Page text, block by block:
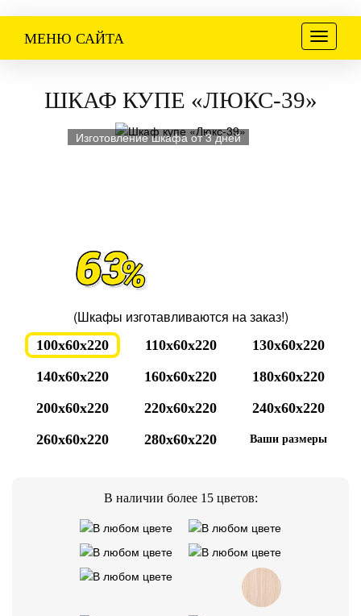
Меню
МЕНЮ САЙТА
ШКАФ КУПЕ «ЛЮКС-39»
Изготовление шкафа от 3 дней
(Шкафы изготавливаются на заказ!)
100x60x220 110x60x220
130x60x220
140x60x220
160x60x220
180x60x220
200x60x220
220x60x220
240x60x220
260x60x220
280x60x220 Ваши размеры
В наличии более 15 цветов: